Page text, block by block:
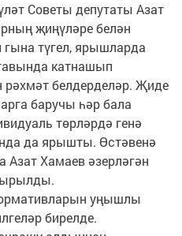
Советы депутаты Азат
җиңүләре белән
түгел, ярышларда
катнашып
рәхмәт белдерделәр. Җиде
баручы һәр бала
төрләрдә генә
да ярышты. Өстәвенә
Азат Хамаев әзерләгән
уңышлы
бирелде.